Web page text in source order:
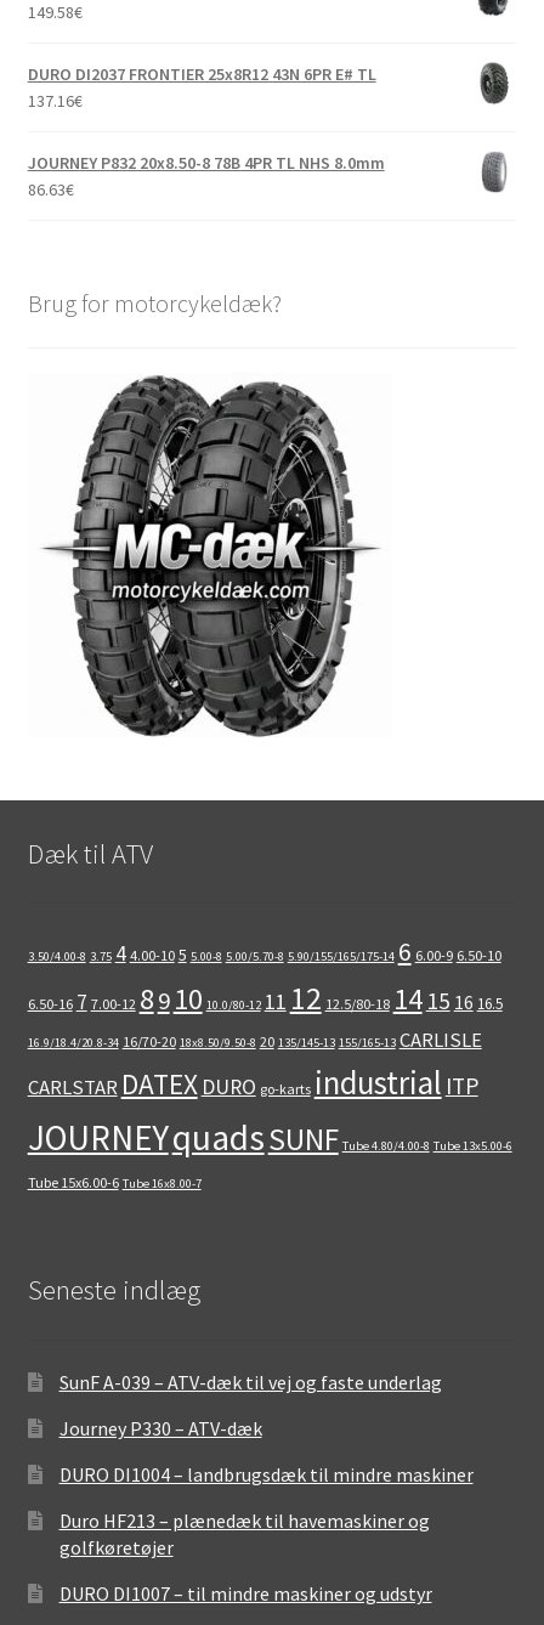
149.58€
DURO DI2037 FRONTIER 25x8R12 43N 6PR E# TL
137.16€
JOURNEY P832 20x8.50-8 78B 4PR TL NHS 8.0mm
86.63€
Brug for motorcykeldæk?
Dæk til ATV
3.50/4.00-8 3.75 4 4.00-10 5 5.00-8 5.00/5.70-8 5.90/155/165/175-14 6 6.00-9 6.50-10
6.50-16 7 7.00-12 89 10 10.0/80-12 11 12 12.5/80-18 14 15 16 16.5
16.9/18.4/20.8-34 16/70-20 18x8.50/9.50-8 20 135/145-13 155/165-13 CARLISLE
CARLSTAR DATEX DURO go-karts industrial ITP
JOURNEYquadsSUNF Tube 4.80/4.00-8 Tube 13x5.00-6
Tube 15x6.00-6 Tube 16x8.00-7
Seneste indlæg
SunF A-039 – ATV-dæk til vej og faste underlag
Journey P330 – ATV-dæk
DURO DI1004 – landbrugsdæk til mindre maskiner
Duro HF213 – plænedæk til havemaskiner og
golfkøretøjer
DURO DI1007 – til mindre maskiner og udstyr